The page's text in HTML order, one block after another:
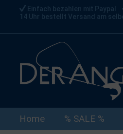
Einfach bezahlen mit Paypal
14 Uhr bestellt Versand am
Home % SALE %